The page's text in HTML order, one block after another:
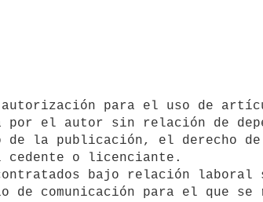
por el autor sin relación de
la publicación, el derecho
cedente o licenciante.
de comunicación para el que